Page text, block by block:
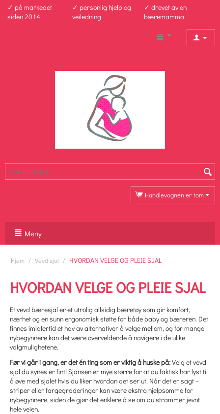
✓ på markedet
siden 2014
✓ personlig hjelp og
veiledning
✓ drevet av en
bæremamma
Handlevognen er tom
Meny
Hjem / Vevd sjal / HVORDAN VELGE OG PLEIE SJAL
HVORDAN VELGE OG PLEIE SJAL
Et vevd bæresjal er et utrolig allsidig bæretøy som gir komfort,
nærhet og en sunn ergonomisk støtte for både baby og bæreren. Det
finnes imidlertid et hav av alternativer å velge mellom, og for mange
nybegynnere kan det være overveldende å navigere i de ulike
valgmulighetene.
Før vi går i gang, er det én ting som er viktig å huske på:Velg et vevd
sjal du synes er fint! Sjansen er mye større for at du faktisk har lyst til
å øve med sjalet hvis du liker hvordan det ser ut. Når det er sagt –
striper eller fargegraderinger kan være ekstra hjelpsomme for
nybegynnere, siden de gjør det enklere å se om du strammer jevnt
hele veien.